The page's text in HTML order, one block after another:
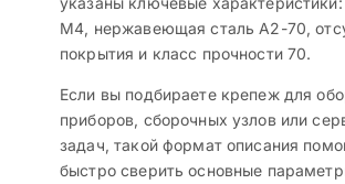
M4, нержавеющая сталь A2-70,
покрытия и класс прочности 70.
Если вы подбираете крепеж для
приборов, сборочных узлов или
задач, такой формат описания
быстро сверить основные